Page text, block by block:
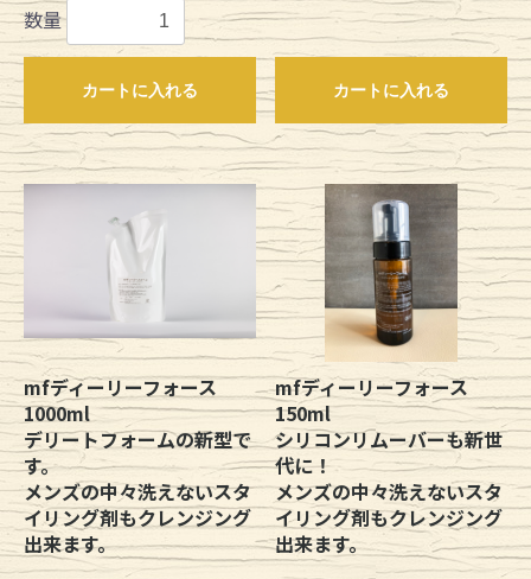
数量
カートに入れる カートに入れる
mfディーリーフォース
1000ml
デリートフォームの新型で
す。
メンズの中々洗えないスタ
イリング剤もクレンジング
出来ます。
mfディーリーフォース
150ml
シリコンリムーバーも新世
代に！
メンズの中々洗えないスタ
イリング剤もクレンジング
出来ます。